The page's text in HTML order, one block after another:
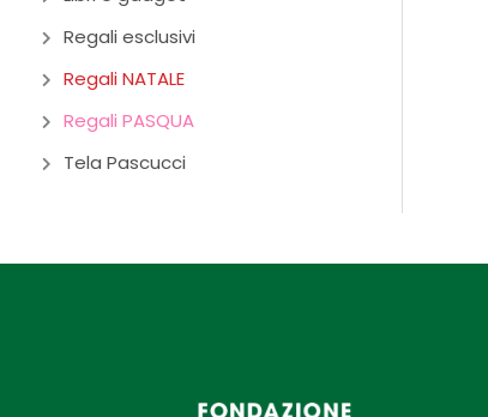
Regali esclusivi
Regali NATALE
Regali PASQUA
Tela Pascucci